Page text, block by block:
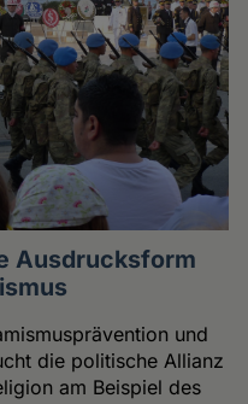
Ausdrucksform
und
die politische Allianz
am Beispiel des